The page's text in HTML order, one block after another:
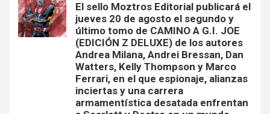
El sello Moztros Editorial publicará el
jueves 20 de agosto el segundo y
último tomo de CAMINO A G.I. JOE
(EDICIÓN Z DELUXE) de los autores
Andrea Milana, Andrei Bressan, Dan
Watters, Kelly Thompson y Marco
Ferrari, en el que espionaje, alianzas
inciertas y una carrera
armamentística desatada enfrentan